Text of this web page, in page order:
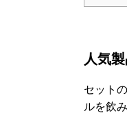
人気
セット
ルを飲